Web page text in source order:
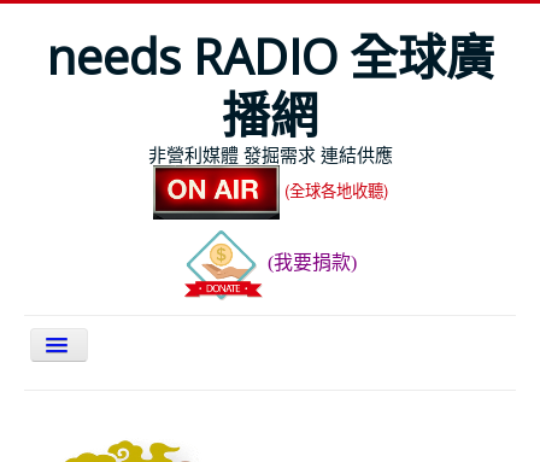
needs RADIO 全球廣
播網
非營利媒體 發掘需求 連結供應
(全球各地收聽)
(我要捐款)
今日最新